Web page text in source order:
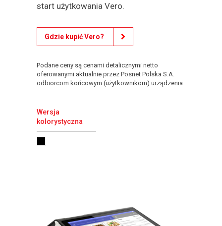
start użytkowania Vero.
Gdzie kupić Vero?
Podane ceny są cenami detalicznymi netto
oferowanymi aktualnie przez Posnet Polska S.A.
odbiorcom końcowym (użytkownikom) urządzenia.
Wersja
kolorystyczna